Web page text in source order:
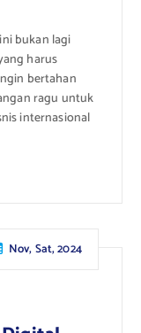
bukan lagi
harus
bertahan
ragu untuk
internasional
Nov, Sat, 2024